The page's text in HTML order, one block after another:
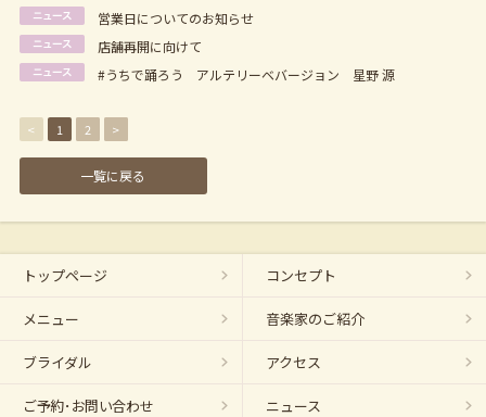
営業日についてのお知らせ
店舗再開に向けて
#うちで踊ろう アルテリーベバージョン 星野 源
< 1 2 >
一覧に戻る
トップページ コンセプト
メニュー 音楽家のご紹介
ブライダル アクセス
ご予約･お問い合わせ ニュース